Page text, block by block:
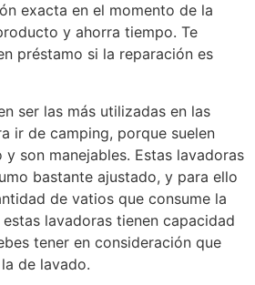
exacta en el momento de la
y ahorra tiempo. Te
préstamo si la reparación es
ser las más utilizadas en las
ir de camping, porque suelen
son manejables. Estas lavadoras
bastante ajustado, y para ello
de vatios que consume la
lavadoras tienen capacidad
tener en consideración que
de lavado.